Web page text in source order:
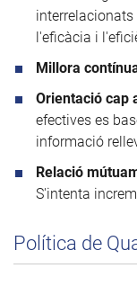
l'eficàcia i
Millora
Orientació cap
efectives es
informació
Relació
S'intenta
Política de